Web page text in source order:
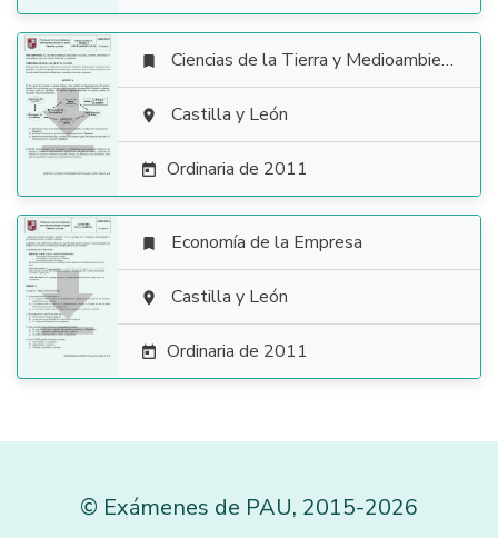

 Ciencias de la Tierra y Medioambientales
 Castilla y León
 Ordinaria de 2011

 Economía de la Empresa
 Castilla y León
 Ordinaria de 2011
© Exámenes de PAU, 2015-2026